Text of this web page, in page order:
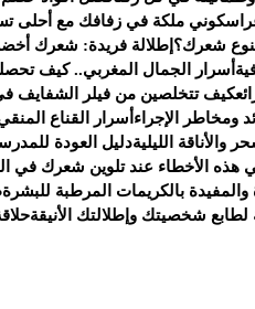
كوني ملكة في زفافك مع أحلى
شعرك؟ إطلالة فريدة: شعرك أخضر
أسرار الجمال المغربي.. كيف
كيف تتخلصين من فيلر الشفايف
ومخاطر الإجراء أسرار القناع
والأناقة الليليةدليل العودة
هذه الأخطاء عند تلوين شعرك في
والمفيدة بالكريمات المرطبة للبشرة
لطابع شخصيتك وإطلالتك الأنيقة